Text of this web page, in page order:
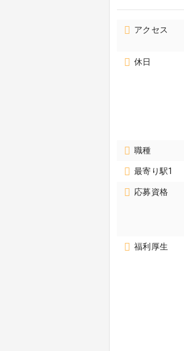
アクセス
休日
職種
最寄り駅1
応募資格
福利厚生